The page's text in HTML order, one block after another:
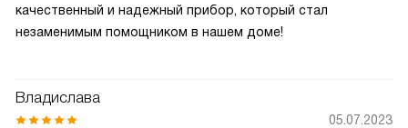
качественный и надежный прибор, который стал
незаменимым помощником в нашем доме!
Владислава
05.07.2023